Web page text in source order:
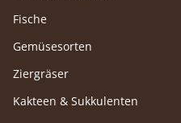
Fische
Gemüsesorten
Ziergräser
Kakteen & Sukkulenten